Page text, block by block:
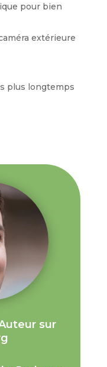
pour bien
extérieure
plus longtemps
sur